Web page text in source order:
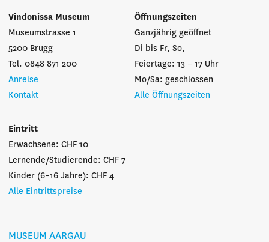
Vindonissa Museum
Museumstrasse 1
5200 Brugg
Tel. 0848 871 200
Anreise
Kontakt
Öffnungszeiten
Ganzjährig geöffnet
Di bis Fr, So,
Feiertage: 13 – 17 Uhr
Mo/Sa: geschlossen
Alle Öffnungszeiten
Eintritt
Erwachsene: CHF 10
Lernende/Studierende: CHF 7
Kinder (6–16 Jahre): CHF 4
Alle Eintrittspreise
MUSEUM AARGAU